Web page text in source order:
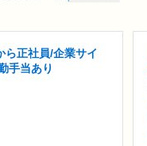
ら正社員/企業サイ
手当あり